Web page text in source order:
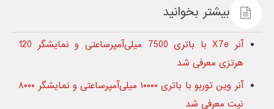
بیشتر بخوانید
آنر X7e با باتری 7500 میلی‌آمپرساعتی و نمایشگر 120
هرتزی معرفی شد
آنر وین توربو با باتری ۱۰۰۰۰ میلی‌آمپرساعتی و نمایشگر ۸۰۰۰
نیت معرفی شد